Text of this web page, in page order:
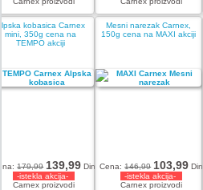
kobasica Carnex
mini, 350g cena na
TEMPO akciji
179,99 139,99 Din
-istekla akcija-
Carnex proizvodi
Mesni narezak Carnex,
150g cena na MAXI akciji
Cena:146,99 103,99 Din
-istekla akcija-
Carnex proizvodi